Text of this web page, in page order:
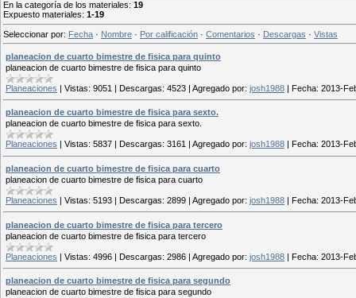
En la categoría de los materiales: 19
Expuesto materiales: 1-19
Seleccionar por: Fecha · Nombre · Por calificación · Comentarios · Descargas · Vistas
planeacion de cuarto bimestre de fisica para quinto
planeacion de cuarto bimestre de fisica para quinto
Planeaciones | Vistas: 9051 | Descargas: 4523 | Agregado por: josh1988 | Fecha: 2013-
planeacion de cuarto bimestre de fisica para sexto.
planeacion de cuarto bimestre de fisica para sexto.
Planeaciones Vistas: 5837 Descargas: 3161 Agregado por: josh1988 Fecha: 2013-
planeacion de cuarto bimestre de fisica para cuarto
planeacion de cuarto bimestre de fisica para cuarto
Planeaciones | Vistas: 5193 | Descargas: 2899 | Agregado por: josh1988 | Fecha: 2013-
planeacion de cuarto bimestre de fisica para tercero
planeacion de cuarto bimestre de fisica para tercero
Planeaciones | Vistas: 4996 | Descargas: 2986 | Agregado por: josh1988 | Fecha: 2013-
planeacion de cuarto bimestre de fisica para segundo
planeacion de cuarto bimestre de fisica para segundo